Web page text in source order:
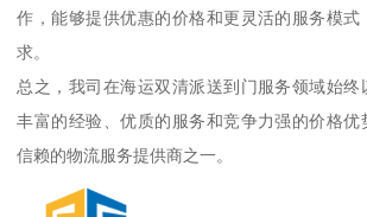
作，能够提供优惠的价格和更灵活的服务模式
求。
总之，我司在海运双清派送到门服务领域始终
丰富的经验、优质的服务和竞争力强的价格优
信赖的物流服务提供商之一。